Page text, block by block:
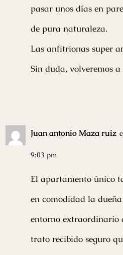
pasar unos días en
de pura naturaleza.
Las anfitrionas super
Sin duda, volveremos
Juan antonio Maza ruiz
9:03 pm
El apartamento único
en comodidad la
entorno extraordinario
trato recibido seguro